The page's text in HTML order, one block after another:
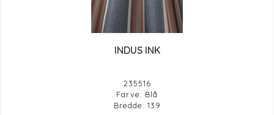
INDUS INK
235516
Farve: Blå
Bredde: 139